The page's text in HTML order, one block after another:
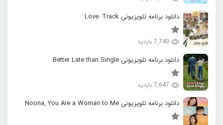
دانلود برنامه تلویزیونی Love: Track
7,740 بازدید
دانلود برنامه تلویزیونی Better Late than Single
7,647 بازدید
دانلود برنامه تلویزیونی Noona, You Are a Woman to Me